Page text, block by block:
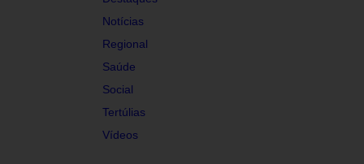
Notícias
Regional
Saúde
Social
Tertúlias
Vídeos